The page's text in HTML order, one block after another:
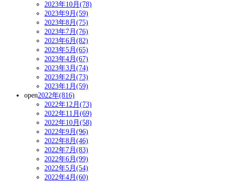
2023年10月(78)
2023年9月(59)
2023年8月(75)
2023年7月(76)
2023年6月(82)
2023年5月(65)
2023年4月(67)
2023年3月(74)
2023年2月(73)
2023年1月(59)
open2022年(816)
2022年12月(73)
2022年11月(69)
2022年10月(58)
2022年9月(96)
2022年8月(46)
2022年7月(83)
2022年6月(99)
2022年5月(54)
2022年4月(60)